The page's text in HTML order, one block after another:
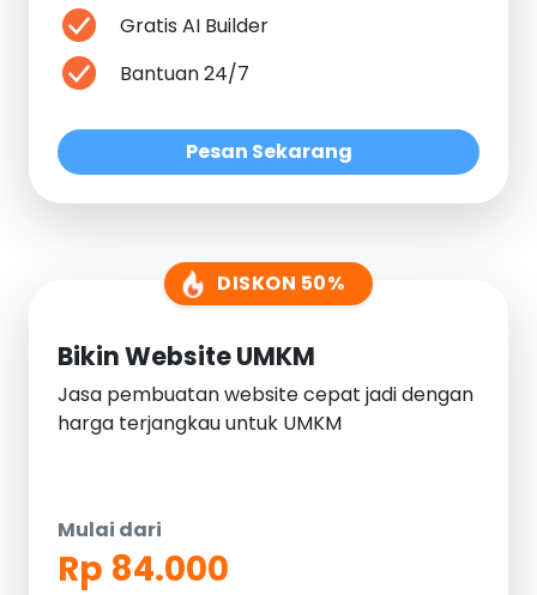
Gratis AI Builder
Bantuan 24/7
Pesan Sekarang
DISKON 50%
Bikin Website UMKM
Jasa pembuatan website cepat jadi dengan
harga terjangkau untuk UMKM
Mulai dari
Rp 84.000